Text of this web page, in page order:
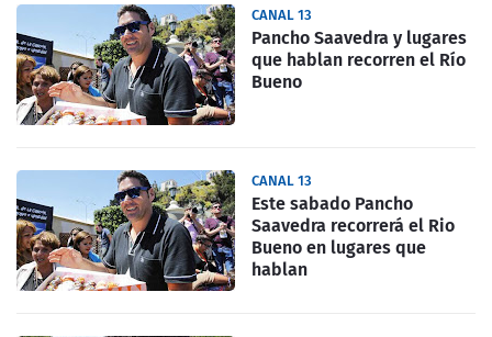
CANAL 13
Pancho Saavedra y lugares
que hablan recorren el Río
Bueno
CANAL 13
Este sabado Pancho
Saavedra recorrerá el Rio
Bueno en lugares que
hablan